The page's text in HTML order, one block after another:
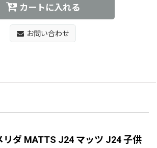
カートに入れる
お問い合わせ
リダ MATTS J24 マッツ J24 子供